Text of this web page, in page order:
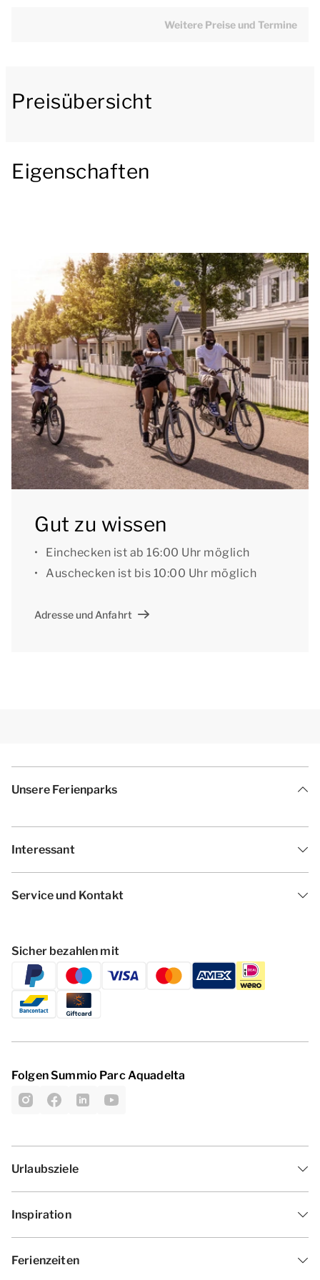
Das moderne Wohnzimmer ist mit einer Sitzecke und
Kühlschrank mit Gefrierfach, einer Nespresso- oder
Diese Wohnung hat 2 Schlafzimmer und ein
Schlafzimmer hat 2 einzelne Boxspringbetten. Das
Kinderzimmer ist komplett im Senno-Thema
dekoriert und hat ein Etagenbett.
Das Badezimmer verfügt über eine Dusche, eine
Whirlpool-Badewanne, ein Waschbecken und eine
Toilette.
Diese Wohnung hat einen möblierten Balkon.
Die Appartement Senno 4 liegt in der Nähe von
Einrichtungen des Parks, wie dem Senno Kids Club.
den zentralen Parkplätzen des Parks abstellen.
Weitere Preise und Termine
Preisübersicht
Eigenschaften
Gut zu wissen
Einchecken ist ab 16:00 Uhr möglich
Auschecken ist bis 10:00 Uhr möglich
Adresse und Anfahrt
Unsere Ferienparks
Interessant
Service und Kontakt
Sicher bezahlen mit
Folgen Summio Parc Aquadelta
Urlaubsziele
Inspiration
Ferienzeiten